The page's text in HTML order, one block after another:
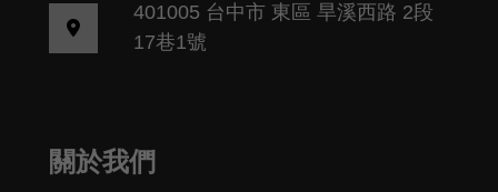
401005 台中市 東區 旱溪西路 2段
17巷1號
關於我們